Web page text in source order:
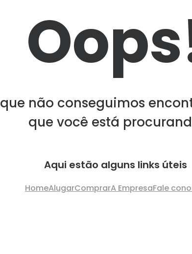
não conseguimos
que você está
Aqui estão alguns links úteis
HomeAlugarComprarA EmpresaFale